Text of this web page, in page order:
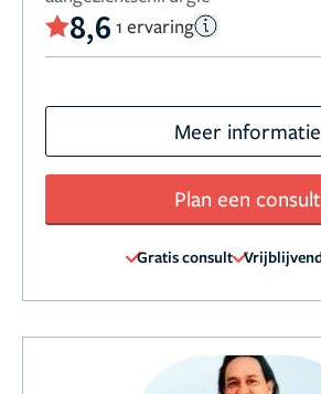
8,6 1 ervaring
Meer informatie
Plan een consult
Gratis consult